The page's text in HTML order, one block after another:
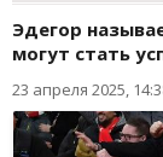
Эдегор
могут стать
23 апреля 2025,